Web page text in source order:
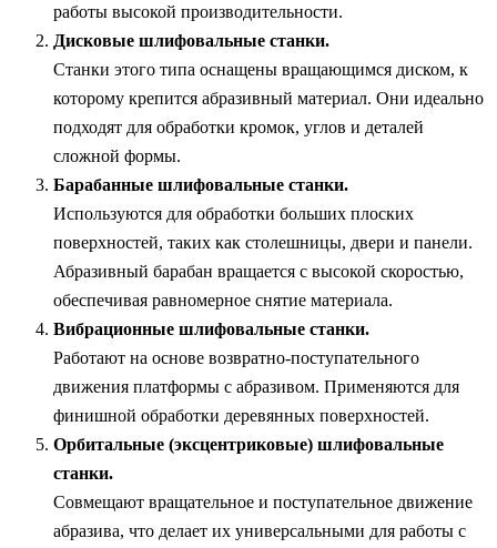
работы высокой производительности.
Дисковые шлифовальные станки.
Станки этого типа оснащены вращающимся диском, к
которому крепится абразивный материал. Они идеально
подходят для обработки кромок, углов и деталей
сложной формы.
Барабанные шлифовальные станки.
Используются для обработки больших плоских
поверхностей, таких как столешницы, двери и панели.
Абразивный барабан вращается с высокой скоростью,
обеспечивая равномерное снятие материала.
Вибрационные шлифовальные станки.
Работают на основе возвратно-поступательного
движения платформы с абразивом. Применяются для
финишной обработки деревянных поверхностей.
Орбитальные (эксцентриковые) шлифовальные
станки.
Совмещают вращательное и поступательное движение
абразива, что делает их универсальными для работы с